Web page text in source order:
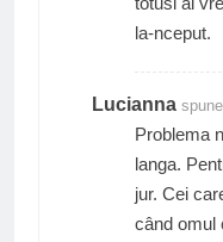
la-nceput.
Lucianna
Problema
langa.
jur. Cei
când omul